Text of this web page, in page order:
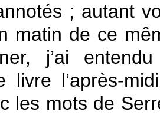
; autant
matin de ce
j’ai
livre l’après-
les mots de